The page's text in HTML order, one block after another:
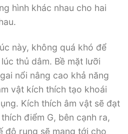
hình khác nhau cho hai
này, không quá khó để
thủ dâm. Bề mặt lưỡi
nổi nâng cao khả năng
vật kích thích tạo khoái
Kích thích âm vật sẽ đạt
điểm G, bên cạnh ra,
độ rung sẽ mang tới cho